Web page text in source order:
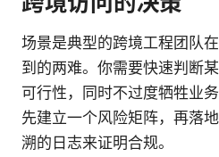
场景是典型的跨境工程团队
到的两难。你需要快速判断
可行性，同时不过度牺牲业
先建立一个风险矩阵，再落
溯的日志来证明合规。